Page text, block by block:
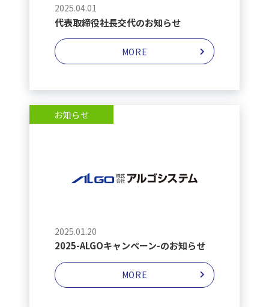
2025.04.01
代表取締役社長交代のお知らせ
MORE
お知らせ
2025.01.20
2025-ALGOキャンペーン-のお知らせ
MORE